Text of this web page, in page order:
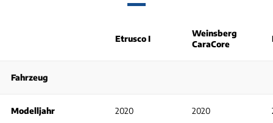
Etrusco I
Weinsberg
CaraCore
Fahrzeug
Modelljahr 2020 2020